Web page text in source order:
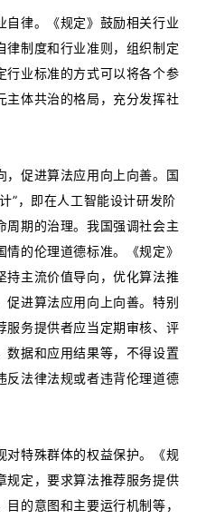
自律。《规定》鼓励相关行业
律制度和行业准则，组织制定
行业标准的方式可以将各个参
主体共治的格局，充分发挥社
，促进算法应用向上向善。国
”，即在人工智能设计研发阶
周期的治理。我国强调社会主
的伦理道德标准。《规定》
持主流价值导向，优化算法推
促进算法应用向上向善。特别
服务提供者应当定期审核、评
数据和应用结果等，不得设置
反法律法规或者违背伦理道德
对特殊群体的权益保护。《规
规定，要求算法推荐服务提供
的意图和主要运行机制等，